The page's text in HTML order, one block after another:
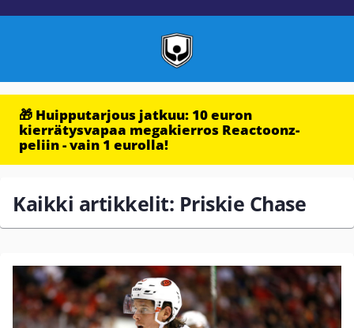
🎁 Huipputarjous jatkuu: 10 euron
kierrätysvapaa megakierros Reactoonz-
peliin - vain 1 eurolla!
Kaikki artikkelit: Priskie Chase